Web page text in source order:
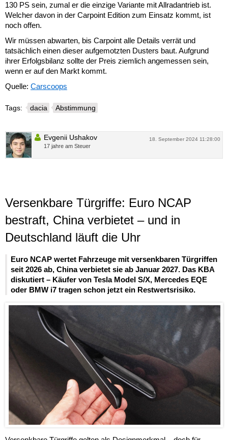
130 PS sein, zumal er die einzige Variante mit Allradantrieb ist.
Welcher davon in der Carpoint Edition zum Einsatz kommt, ist
noch offen.
Wir müssen abwarten, bis Carpoint alle Details verrät und
tatsächlich einen dieser aufgemotzten Dusters baut. Aufgrund
ihrer Erfolgsbilanz sollte der Preis ziemlich angemessen sein,
wenn er auf den Markt kommt.
Quelle: Carscoops
Tags: dacia Abstimmung
18. September 2024 11:28:00
Evgenii Ushakov
17 jahre am Steuer
Versenkbare Türgriffe: Euro NCAP
bestraft, China verbietet – und in
Deutschland läuft die Uhr
Euro NCAP wertet Fahrzeuge mit versenkbaren Türgriffen
seit 2026 ab, China verbietet sie ab Januar 2027. Das KBA
diskutiert – Käufer von Tesla Model S/X, Mercedes EQE
oder BMW i7 tragen schon jetzt ein Restwertsrisiko.